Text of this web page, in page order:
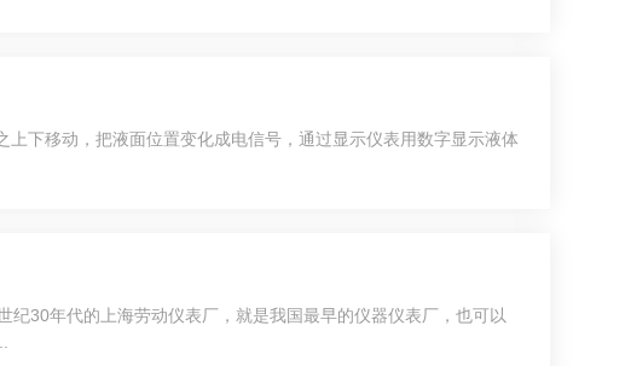
下移动，把液面位置变化成电信号，通过显示仪表用数字显示液体
30年代的上海劳动仪表厂，就是我国最早的仪器仪表厂，也可以